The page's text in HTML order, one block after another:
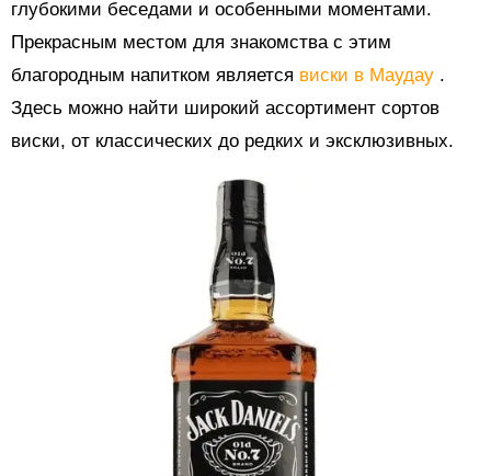
глубокими беседами и особенными моментами.
Прекрасным местом для знакомства с этим
благородным напитком является виски в Маудау .
Здесь можно найти широкий ассортимент сортов
виски, от классических до редких и эксклюзивных.